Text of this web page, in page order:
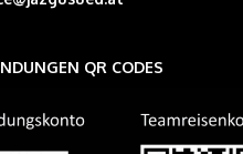
QR CODES